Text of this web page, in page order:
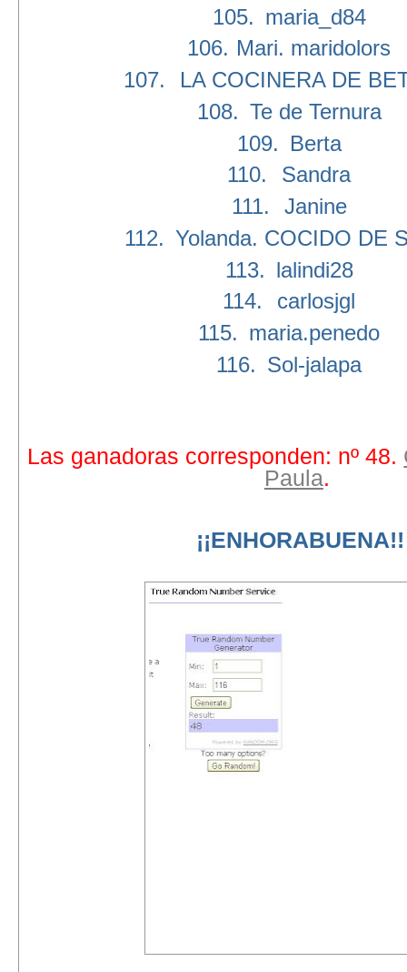
105. maria_d84
106. Mari. maridolors
107.
LA COCINERA DE
108. Te de Ternura
109. Berta
110.
Sandra
111.
Janine
112. Yolanda. COCIDO DE
113. lalindi28
114.
carlosjgl
115. maria.penedo
116. Sol-jalapa
Las ganadoras corresponden: nº 48.
Paula.
¡¡ENHORABUENA!!